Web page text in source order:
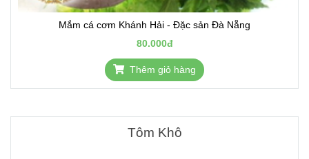
Mắm cá cơm Khánh Hải - Đặc sản Đà Nẵng
80.000đ
Thêm giỏ hàng
Tôm Khô